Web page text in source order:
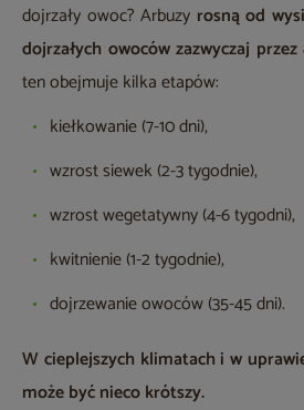
dojrzały owoc? Arbuzy rosną od
dojrzałych owoców zazwyczaj
ten obejmuje kilka etapów:
kiełkowanie (7-10 dni),
wzrost siewek (2-3 tygodnie),
wzrost wegetatywny (4-6 tygodni),
kwitnienie (1-2 tygodnie),
dojrzewanie owoców (35-45 dni).
W cieplejszych klimatach i w
może być nieco krótszy.